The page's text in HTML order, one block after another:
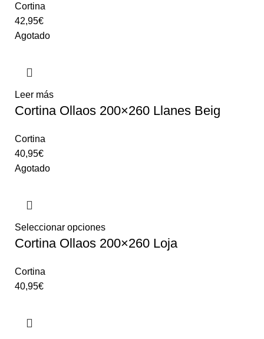
Cortina
42,95€
Agotado
Leer más
Cortina Ollaos 200×260 Llanes Beig
Cortina
40,95€
Agotado
Seleccionar opciones
Cortina Ollaos 200×260 Loja
Cortina
40,95€